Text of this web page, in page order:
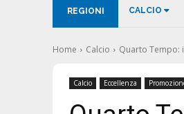
REGIONI CALCIO
Home Calcio Quarto Tempo:
Calcio Eccellenza